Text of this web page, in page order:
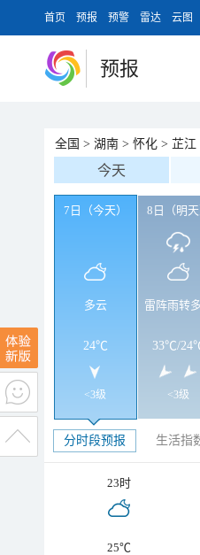
首页 预报 预警 雷达 云图
预报
全国 > 湖南 > 怀化 > 芷江
今天
7日（今天）
多云
24℃
<3级
8日（明天
雷阵雨转
33℃/
<3级
分时段预报 生活指
23时
25℃